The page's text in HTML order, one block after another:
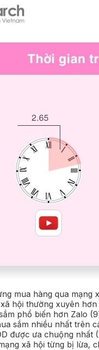
mua hàng qua mạng
hội thường xuyên hơn
phổ biến hơn Zalo
sắm nhiều nhất trên
được ưa chuộng nhất
xã hội từng bị lừa,